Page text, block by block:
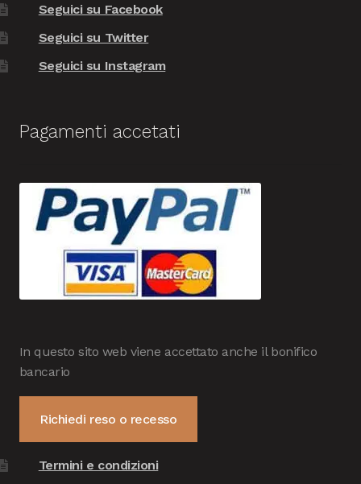
Seguici su Facebook
Seguici su Twitter
Seguici su Instagram
Pagamenti accetati
In questo sito web viene accettato anche il bonifico
bancario
Richiedi reso o recesso
Termini e condizioni